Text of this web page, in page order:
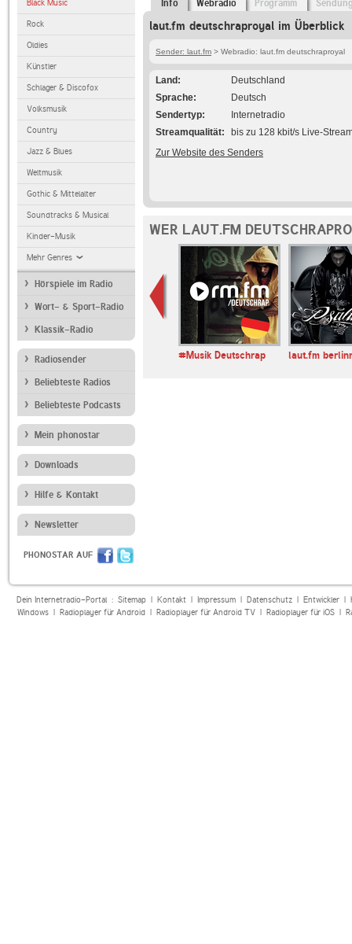
Black Music
Rock
Oldies
Künstler
Schlager & Discofox
Volksmusik
Country
Jazz & Blues
Weltmusik
Gothic & Mittelalter
Soundtracks & Musical
Kinder-Musik
Mehr Genres
Hörspiele im Radio
Wort- & Sport-Radio
Klassik-Radio
Radiosender
Beliebteste Radios
Beliebteste Podcasts
Mein phonostar
Downloads
Hilfe & Kontakt
Newsletter
PHONOSTAR AUF
Info Webradio Programm
laut.fm deutschraproyal im Überblick
Sender: laut.fm > Webradio: laut.fm deutschraproyal
Land
Deutschland
Sprache
Deutsch
Sendertyp
Internetradio
Streamqualität
bis zu 128 kbit/s Live-
Zur Website des Senders
WER LAUT.FM
ByteFM #Musik Deutschrap laut.fm
Dein Internetradio-Portal : Sitemap| Kontakt| Impressum| Datenschutz| Entwickler|
Windows| Radioplayer für Android| Radioplayer für Android TV| Radioplayer für iOS|